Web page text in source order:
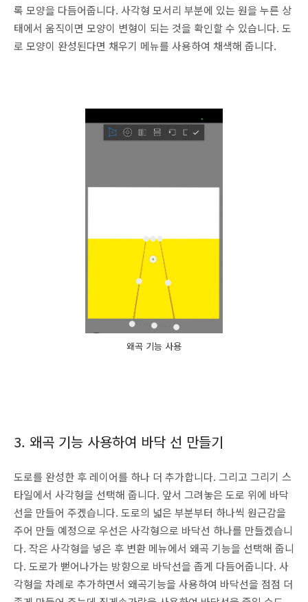
록 모양을 다듬어줍니다. 사각형 모서리 부분에 있는 원을 누른 상
태에서 움직이면 모양이 변형이 되는 것을 확인할 수 있습니다. 도
로 모양이 완성된다면 채우기 메뉴를 사용하여 채색해 줍니다.
왜곡 기능 사용
3. 왜곡 기능 사용하여 바닥 선 만들기
도로를 완성한 후 레이어를 하나 더 추가합니다. 그리고 그리기 스
타일에서 사각형을 선택해 줍니다. 앞서 그려놓은 도로 위에 바닥
선을 만들어 주겠습니다. 도로의 넓은 부분부터 하나씩 원근감을
주어 만들 예정으로 우선은 사각형으로 바닥선 하나를 만들겠습니
다. 작은 사각형을 넣은 후 변환 메뉴에서 왜곡 기능을 선택해 줍니
다. 도로가 뻗어나가는 방향으로 바닥선을 좁게 다듬어줍니다. 사
각형을 차례로 추가하면서 왜곡기능을 사용하여 바닥선을 점점 더